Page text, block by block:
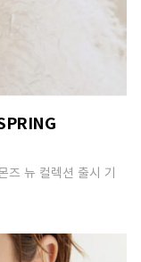
즈 뉴 컬렉션 출시 기